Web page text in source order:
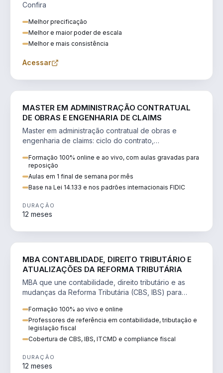
Confira
Melhor precificação
Melhor e maior poder de escala
Melhor e mais consistência
Acessar
MASTER EM ADMINISTRAÇÃO CONTRATUAL
DE OBRAS E ENGENHARIA DE CLAIMS
Master em administração contratual de obras e
engenharia de claims: ciclo do contrato,
Formação 100% online e ao vivo, com aulas gravadas para
reposição
Aulas em 1 final de semana por mês
Base na Lei 14.133 e nos padrões internacionais FIDIC
DURAÇÃO
12 meses
MBA CONTABILIDADE, DIREITO TRIBUTÁRIO E
ATUALIZAÇÕES DA REFORMA TRIBUTÁRIA
MBA que une contabilidade, direito tributário e as
mudanças da Reforma Tributária (CBS, IBS) para
Formação 100% ao vivo e online
Professores de referência em contabilidade, tributação e
legislação fiscal
Cobertura de CBS, IBS, ITCMD e compliance fiscal
DURAÇÃO
12 meses